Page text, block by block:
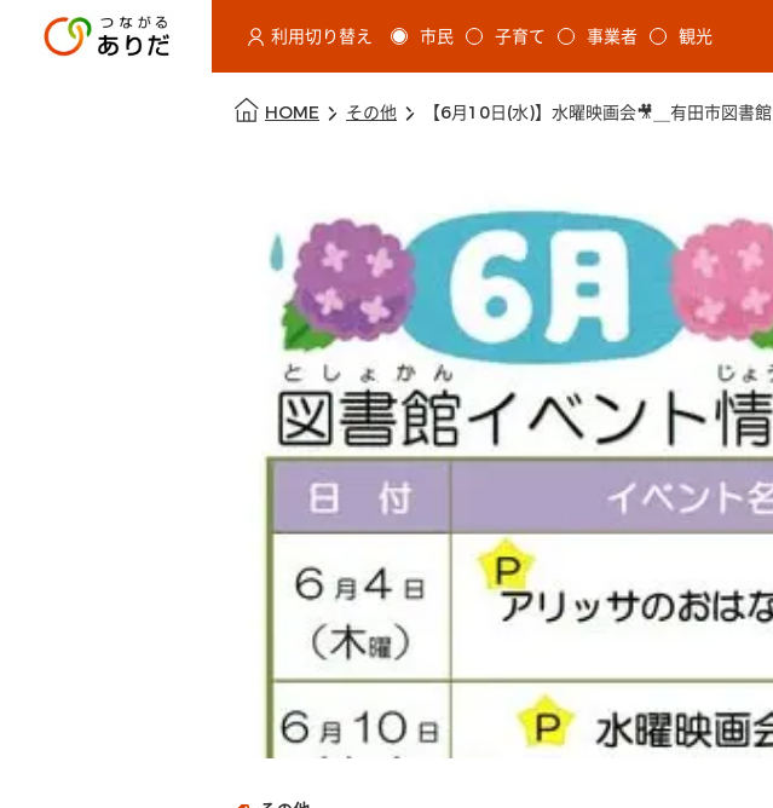
利用切り替え
選択すると利用者の切替が発生します
市民 子育て 事業者 観光
HOME その他 【6月10日(水)】水曜映画会🎥＿有田市図書館